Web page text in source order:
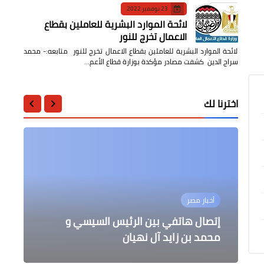
23 نوفمبر 2022
لائحة الموارد البشرية للعاملين بقطاع
الاعمال تخرج للنور
لائحة الموارد البشرية للعاملين بقطاع الاعمال تخرج للنور متابعه:- محمد
سراج الدين كشفت مصادر مؤكدة بوزارة قطاع الأعم…
اخترنا لك
أخبار مصر
إتصال هاتفي بين الرئيس السيسي و
محمد بن زايد آل نهيان
أخبار مصر
إصدار طوابع بريد تذكارية تخليدا لمناسبة
توثيق حدث افتتاح طريق الكباش
محافظات
رئيس مجلس مدينة قليوب يستقبل
العمراوي مدير تعليم قليوب
الصحة
"بوتسوانا "متحور جديد لفيروس كورونا
يثير قلق العلماء
التعليم
التدريب على خطة الاخلاء بمدرسة
طلمبات 7 تعليم اساسي